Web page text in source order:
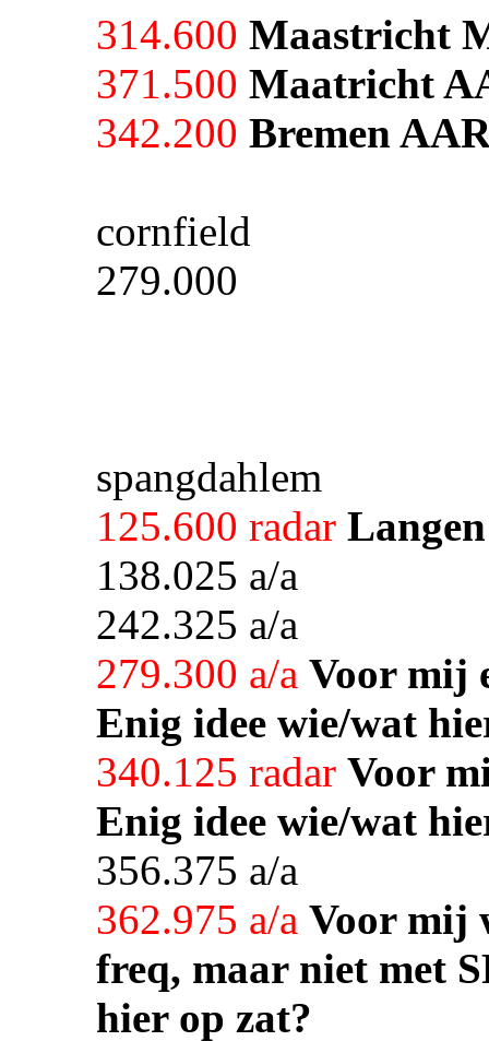
314.600 Maastricht
371.500 Maatricht
342.200 Bremen
cornfield
279.000
spangdahlem
125.600 radar
138.025 a/a
242.325 a/a
279.300 a/a Voor mij
Enig idee wie/wat
340.125 radar Voor
Enig idee wie/wat
356.375 a/a
362.975 a/a Voor mij
freq, maar niet met
hier op zat?